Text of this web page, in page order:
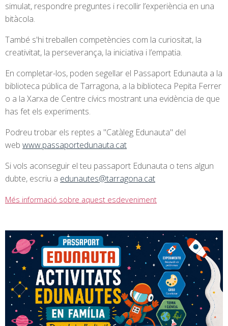
simulat, respondre preguntes i recollir l’experiència en una
bitàcola.
També s'hi treballen competències com la curiositat, la
creativitat, la perseverança, la iniciativa i l’empatia.
En completar-los, poden segellar el Passaport Edunauta a la
biblioteca pública de Tarragona, a la biblioteca Pepita Ferrer
o a la Xarxa de Centre cívics mostrant una evidència de que
has fet els experiments.
Podreu trobar els reptes a "Catàleg Edunauta" del
web www.passaportedunauta.cat
Si vols aconseguir el teu passaport Edunauta o tens algun
dubte, escriu a edunautes@tarragona.cat
Més informació sobre aquest esdeveniment